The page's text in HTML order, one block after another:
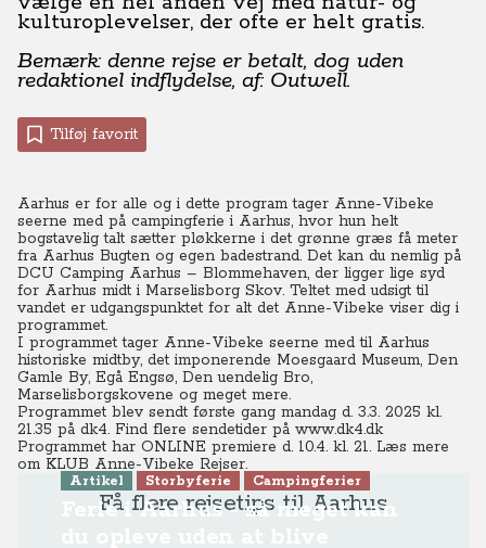
kulturoplevelser, der ofte er helt gratis.
Bemærk: denne rejse er betalt, dog uden
redaktionel indflydelse, af: Outwell.
Tilføj favorit
Aarhus er for alle og i dette program tager Anne-Vibeke
seerne med på campingferie i Aarhus, hvor hun helt
bogstavelig talt sætter pløkkerne i det grønne græs få meter
fra Aarhus Bugten og egen badestrand. Det kan du nemlig på
DCU Camping Aarhus – Blommehaven, der ligger lige syd
for Aarhus midt i Marselisborg Skov. Teltet med udsigt til
vandet er udgangspunktet for alt det Anne-Vibeke viser dig i
programmet.
I programmet tager Anne-Vibeke seerne med til Aarhus
historiske midtby, det imponerende Moesgaard Museum, Den
Gamle By, Egå Engsø, Den uendelig Bro,
Marselisborgskovene og meget mere.
Programmet blev sendt første gang mandag d. 3.3. 2025 kl.
21.35 på dk4. Find flere sendetider på www.dk4.dk
Programmet har ONLINE premiere d. 10.4. kl. 21. Læs mere
om KLUB Anne-Vibeke Rejser.
Få flere rejsetips til Aarhus
Artikel Storbyferie Campingferier
Ferie i Aarhus - så meget kan